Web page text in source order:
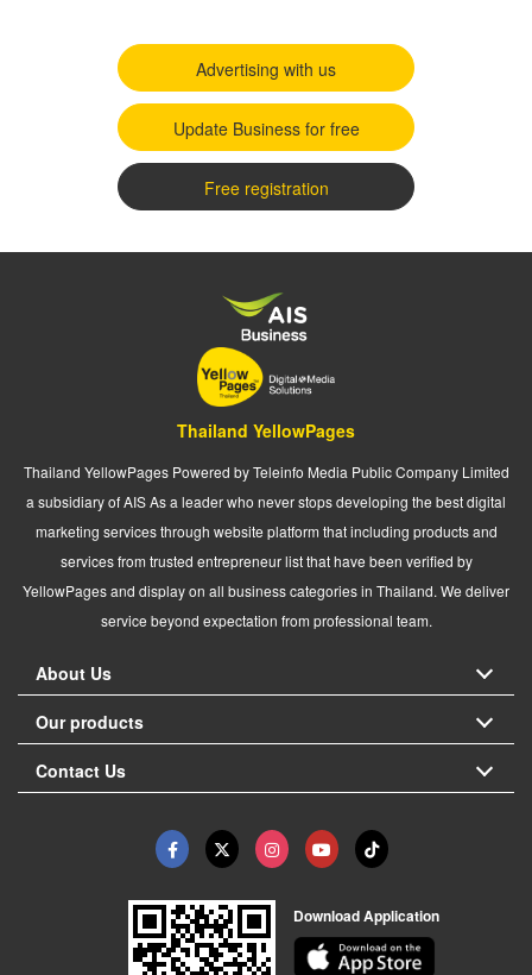
Advertising with us
Update Business for free
Free registration
Thailand YellowPages
Thailand YellowPages Powered by Teleinfo Media Public Company Limited
a subsidiary of AIS As a leader who never stops developing the best digital
marketing services through website platform that including products and
services from trusted entrepreneur list that have been verified by
YellowPages and display on all business categories in Thailand. We deliver
service beyond expectation from professional team.
About Us
Our products
Contact Us
Download Application